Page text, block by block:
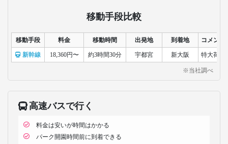
移動手段比較
移動手段 料金 移動時間 出発地 到着地 コメント
新幹線 18,360円〜 約3時間30分 宇都宮 新大阪 特大荷物
※当社調べ
高速バスで行く
料金は安いが時間はかかる
パーク開園時間前に到着できる